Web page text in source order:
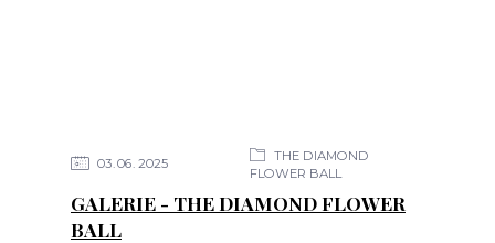
03 06 2025
THE DIAMOND
FLOWER BALL
GALERIE - THE DIAMOND FLOWER
BALL